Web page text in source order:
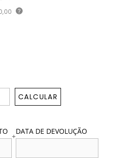
?
CALCULAR
+DATA DE DEVOLUÇÃO